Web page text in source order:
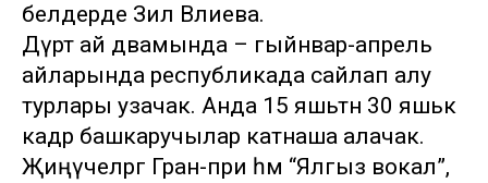
белдерде Зилә Вәлиева.
Дүрт ай дәвамында – гыйнвар-апрель
айларында республикада сайлап алу
турлары узачак. Анда 15 яшьтән 30 яшькә
кадәр башкаручылар катнаша алачак.
Җиңүчеләргә Гран-при һәм “Ялгыз вокал”,